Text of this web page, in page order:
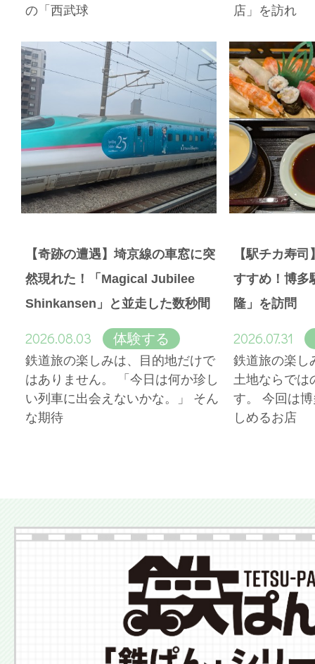
の「西武球
店」を訪れ
【奇跡の遭遇】埼京線の車窓に突
然現れた！「Magical Jubilee
Shinkansen」と並走した数秒間
2026.08.03 体験する
鉄道旅の楽しみは、目的地だけで
はありません。 「今日は何か珍し
い列車に出会えないかな。」 そん
な期待
【駅チカ寿
すすめ！博多
隆」を訪問
2026.07.31
鉄道旅の楽し
土地ならでは
す。 今回は
しめるお店